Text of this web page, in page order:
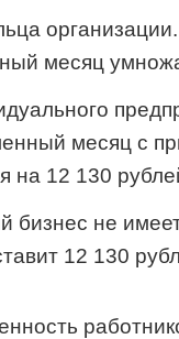
месяц
месяц с
на 12 130
бизнес не
12 130